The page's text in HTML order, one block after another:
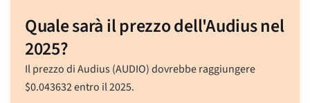
Quale sarà il prezzo dell'Audius nel
2025?
Il prezzo di Audius (AUDIO) dovrebbe raggiungere
$0.043632entro il 2025.